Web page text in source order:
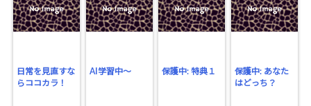
日常を見直すな
らココカラ！
AI学習中〜 保護中: 特典１
保護中: あなた
はどっち？